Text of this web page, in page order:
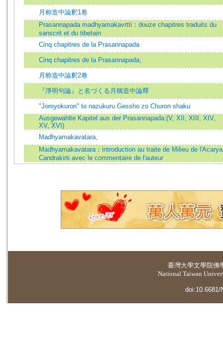
月称造中論釈1卷
Prasannapada madhyamakavrtti：douze chapitres traduits du
sanscrit et du tibetain
Cinq chapitres de la Prasannapada
Cinq chapitres de la Prasannapada;
月称造中論釈2卷
『淨明句論』と名づくる月稱造中論釋
"Jomyokuron" to nazukuru Gessho zo Churon shaku
Ausgewahlte Kapitel aus der Prasannapada:(V, XII, XIII, XIV,
XV, XVI)
Madhyamakavatara,
Madhyamakavatara：introduction au traite de Milieu de l'Acarya
Candrakirti avec le commentaire de l'auteur
臺灣大學文學院佛
National Taiwan
doi:10.6681/